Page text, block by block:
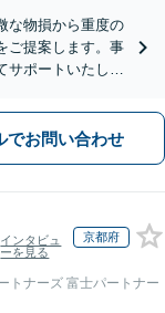
な物損から重度の
ご提案します。事
サポートいたしま
でお問い合わせ
インタビュ
ーを見る
京都府
トナーズ 富士パートナー